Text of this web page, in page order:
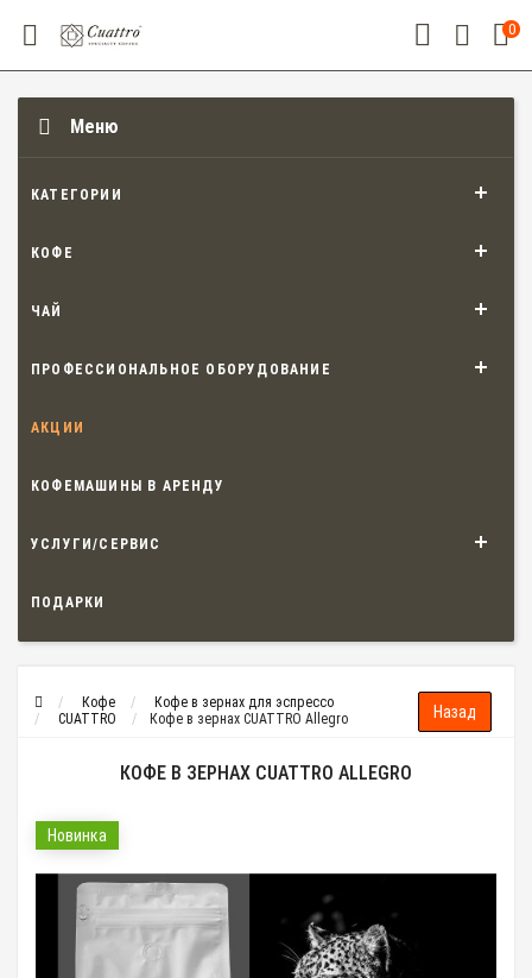
0
Меню
КАТЕГОРИИ
КОФЕ
ЧАЙ
ПРОФЕССИОНАЛЬНОЕ ОБОРУДОВАНИЕ
АКЦИИ
КОФЕМАШИНЫ В АРЕНДУ
УСЛУГИ/СЕРВИС
ПОДАРКИ
Кофе
Кофе в зернах для эспрессо
CUATTRO
Кофе в зернах CUATTRO Allegro
КОФЕ В ЗЕРНАХ CUATTRO ALLEGRO
Новинка